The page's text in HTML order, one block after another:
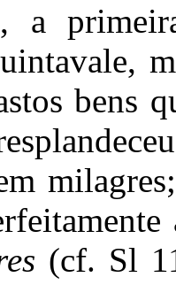
a
bens
(cf. Sl